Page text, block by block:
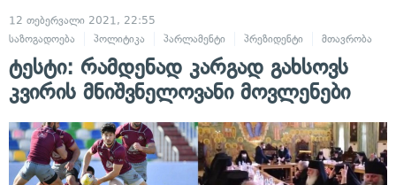
12 თებერვალი 2021, 22:55
საზოგადოება
პოლიტიკა პარლამენტი პრეზიდენტი მთავრობა
ტესტი: რამდენად კარგად გახსოვს
კვირის მნიშვნელოვანი მოვლენები